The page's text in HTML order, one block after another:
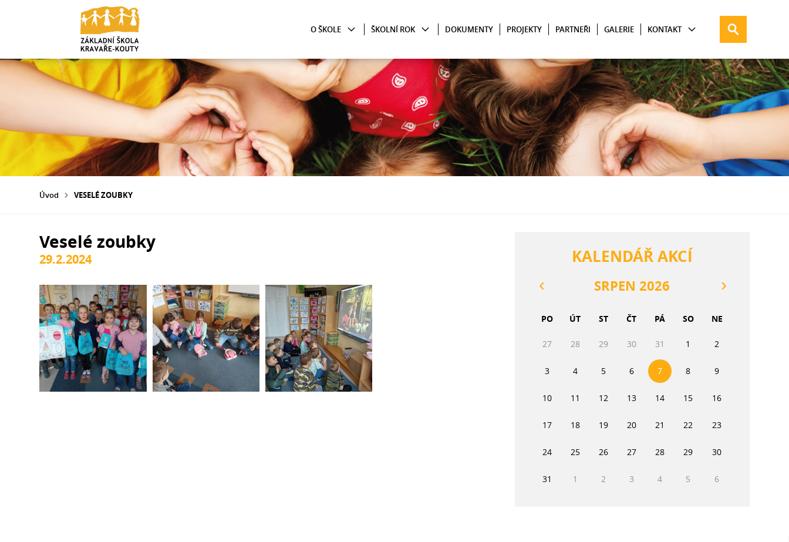
O ŠKOLE ŠKOLNÍ ROK DOKUMENTY PROJEKTY PARTNEŘI GALERIE KONTAKT
Úvod VESELÉ ZOUBKY
Veselé zoubky
29.2.2024 KALENDÁŘ AKCÍ
SRPEN 2026
PO ÚT ST ČT PÁ SO NE
27 28 29 30 31 1 2
3 4 5 6 7 8 9
10 11 12 13 14 15 16
17 18 19 20 21 22 23
24 25 26 27 28 29 30
31 1 2 3 4 5 6